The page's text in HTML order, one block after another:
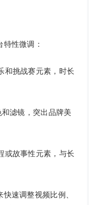
性微调：
和挑战赛元素，时长
滤镜，突出品牌美
或故事性元素，与长
速调整视频比例、